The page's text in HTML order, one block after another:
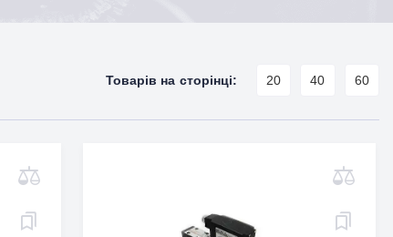
Товарів на сторінці: 20 40 60